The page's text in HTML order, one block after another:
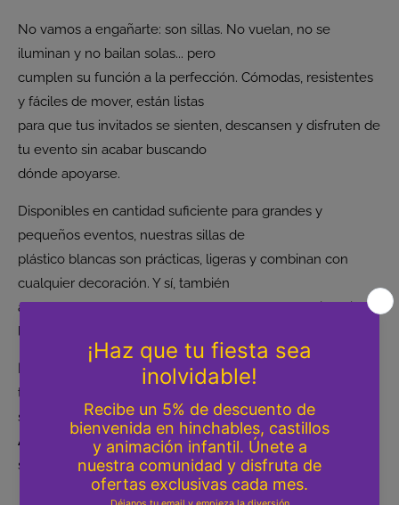
No vamos a engañarte: son sillas. No vuelan, no se
iluminan y no bailan solas... pero
cumplen su función a la perfección. Cómodas, resistentes
y fáciles de mover, están listas
para que tus invitados se sienten, descansen y disfruten de
tu evento sin acabar buscando
dónde apoyarse.
Disponibles en cantidad suficiente para grandes y
pequeños eventos, nuestras sillas de
plástico blancas son prácticas, ligeras y combinan con
cualquier decoración. Y sí, también
aguantan esas sobremesas largas en las que nadie quiere
levantarse.
Reserva ahora
tu alquiler de sillas en Valencia y evita que
tus invitados se peleen por un
sitio libre.
Asegura tu fechay preocúpate solo de decidir quién se
sienta junto a quién.